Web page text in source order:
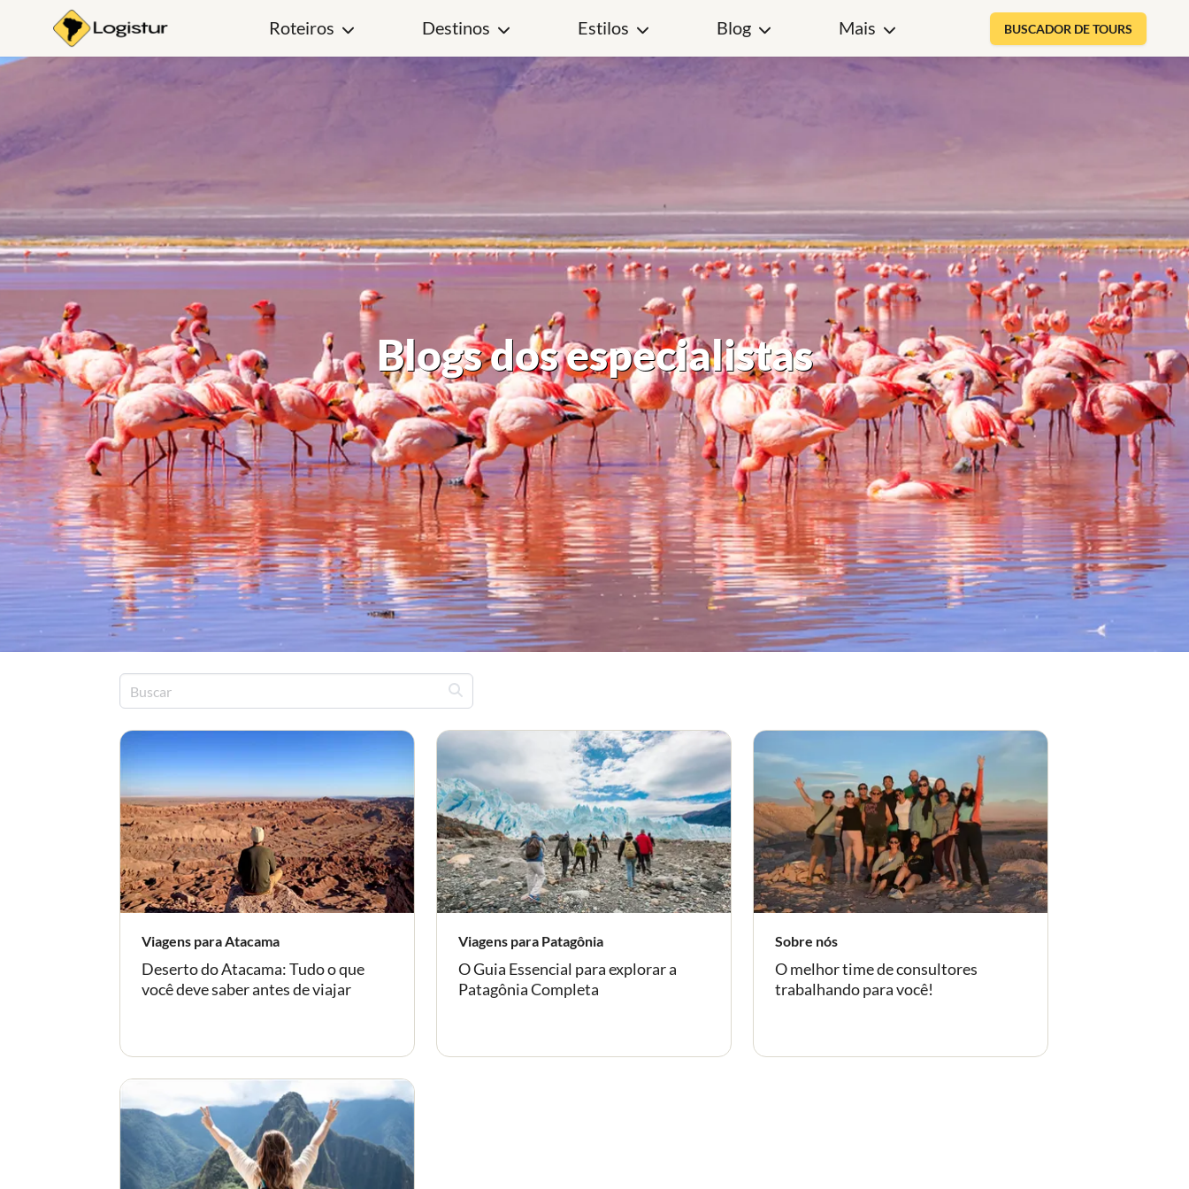
Roteiros Destinos Estilos Blog Mais BUSCADOR DE TOURS
Blogs dos especialistas
Viagens para Atacama
Deserto do Atacama: Tudo o que
você deve saber antes de viajar
Viagens para Patagônia
O Guia Essencial para explorar a
Patagônia Completa
Sobre nós
O melhor time de consultores
trabalhando para você!